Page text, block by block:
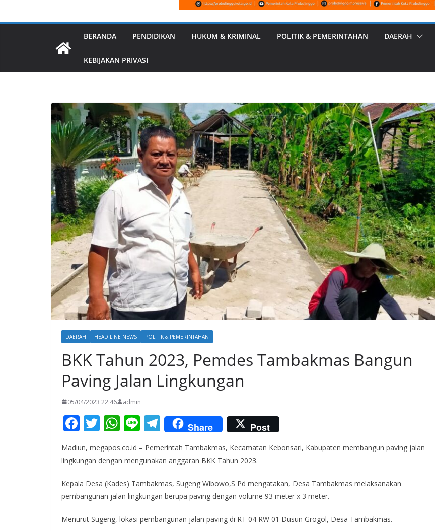
BERANDA PENDIDIKAN HUKUM & KRIMINAL POLITIK & PEMERINTAHAN DAERAH
KEBIJAKAN PRIVASI
DAERAH HEAD LINE NEWS POLITIK & PEMERINTAHAN
BKK Tahun 2023, Pemdes Tambakmas Bangun
Paving Jalan Lingkungan
05/04/2023 22:46 admin
F
e
b
o
o
k
T
itt
er
W
at
A
p
p
Li
e
T
el
e
a
m
Share Post
Madiun, megapos.co.id – Pemerintah Tambakmas, Kecamatan Kebonsari, Kabupaten membangun paving jalan
lingkungan dengan mengunakan anggaran BKK Tahun 2023.
Kepala Desa (Kades) Tambakmas, Sugeng Wibowo,S Pd mengatakan, Desa Tambakmas melaksanakan
pembangunan jalan lingkungan berupa paving dengan volume 93 meter x 3 meter.
Menurut Sugeng, lokasi pembangunan jalan paving di RT 04 RW 01 Dusun Grogol, Desa Tambakmas.